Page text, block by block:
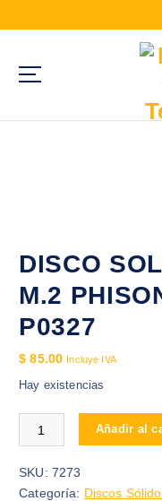
a
DISCO
M.2
P0327
$ 85.00 Incluye IVA
Hay existencias
DISCO SOLIDO SSD
Añadir al
SKU: 7273
Categoría: Discos